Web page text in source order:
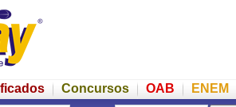
Concursos OAB ENEM